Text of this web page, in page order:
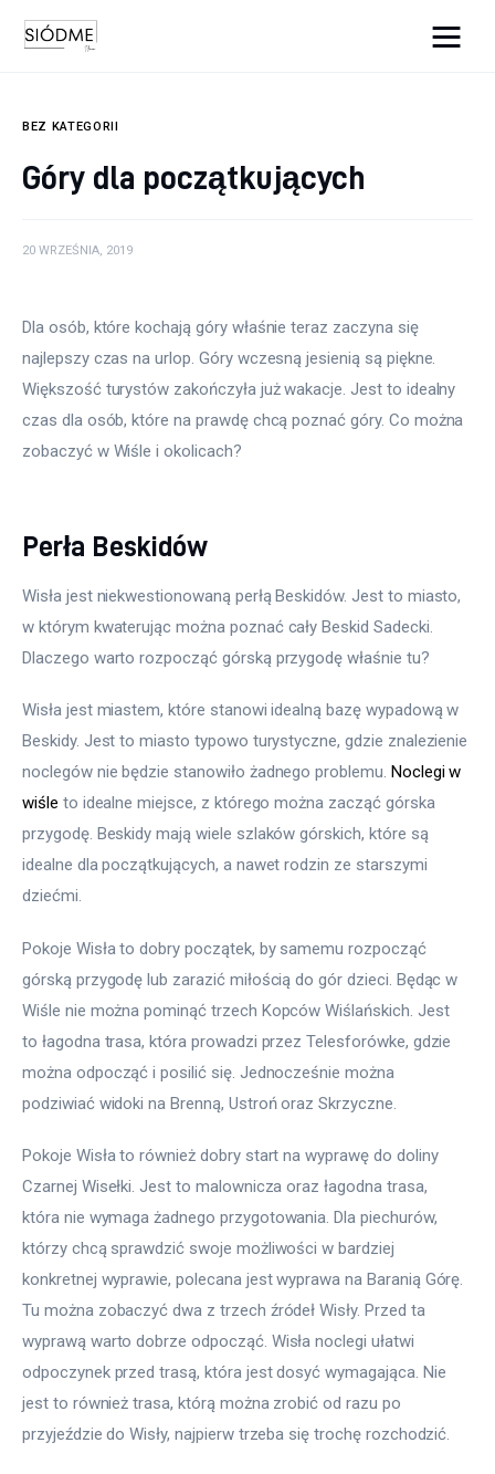
Edukacja
BEZ KATEGORII
Góry dla początkujących
20 WRZEŚNIA, 2019
Dla osób, które kochają góry właśnie teraz zaczyna się
najlepszy czas na urlop. Góry wczesną jesienią są piękne.
Większość turystów zakończyła już wakacje. Jest to idealny
czas dla osób, które na prawdę chcą poznać góry. Co można
zobaczyć w Wiśle i okolicach?
Perła Beskidów
Wisła jest niekwestionowaną perłą Beskidów. Jest to miasto,
w którym kwaterując można poznać cały Beskid Sadecki.
Dlaczego warto rozpocząć górską przygodę właśnie tu?
Wisła jest miastem, które stanowi idealną bazę wypadową w
Beskidy. Jest to miasto typowo turystyczne, gdzie znalezienie
noclegów nie będzie stanowiło żadnego problemu. Noclegi w
wiśle to idealne miejsce, z którego można zacząć górska
przygodę. Beskidy mają wiele szlaków górskich, które są
idealne dla początkujących, a nawet rodzin ze starszymi
dziećmi.
Pokoje Wisła to dobry początek, by samemu rozpocząć
górską przygodę lub zarazić miłością do gór dzieci. Będąc w
Wiśle nie można pominąć trzech Kopców Wiślańskich. Jest
to łagodna trasa, która prowadzi przez Telesforówke, gdzie
można odpocząć i posilić się. Jednocześnie można
podziwiać widoki na Brenną, Ustroń oraz Skrzyczne.
Pokoje Wisła to również dobry start na wyprawę do doliny
Czarnej Wisełki. Jest to malownicza oraz łagodna trasa,
która nie wymaga żadnego przygotowania. Dla piechurów,
którzy chcą sprawdzić swoje możliwości w bardziej
konkretnej wyprawie, polecana jest wyprawa na Baranią Górę.
Tu można zobaczyć dwa z trzech źródeł Wisły. Przed ta
wyprawą warto dobrze odpocząć. Wisła noclegi ułatwi
odpoczynek przed trasą, która jest dosyć wymagająca. Nie
jest to również trasa, którą można zrobić od razu po
przyjeździe do Wisły, najpierw trzeba się trochę rozchodzić.